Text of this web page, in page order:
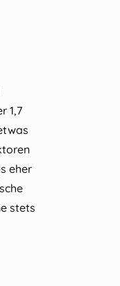
1,7
eher
stets